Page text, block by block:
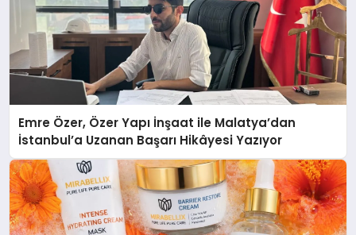
Emre Özer, Özer Yapı İnşaat ile Malatya’dan
İstanbul’a Uzanan Başarı Hikâyesi Yazıyor